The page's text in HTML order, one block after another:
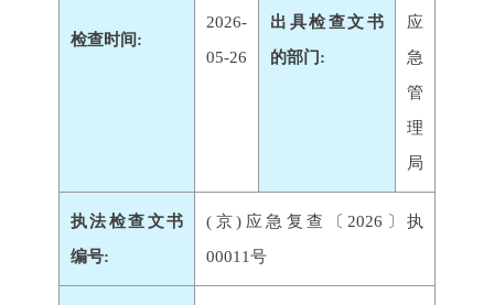
检查时间:
2026-
05-26
出具检查文书
的部门:
应
急
管
理
局
执法检查文书
编号:
(京)应急复查〔2026〕执
00011号